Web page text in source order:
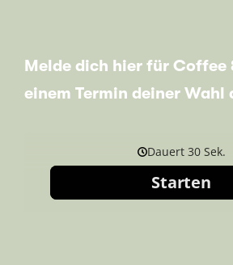
Melde dich hier für Coffee
einem Termin deiner Wahl